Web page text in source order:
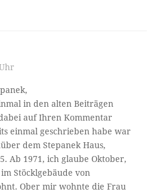
in den alten Beiträgen
auf Ihren Kommentar
einmal geschrieben habe war
dem Stepanek Haus,
Ab 1971, ich glaube Oktober,
Stöcklgebäude von
Ober mir wohnte die Frau